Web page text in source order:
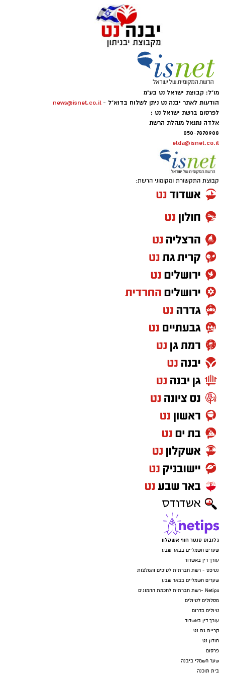
מו"ל: קבוצת ישראל נט בע"מ
הודעות לאתר יבנה נט ניתן לשלוח בדוא"ל - news@isnet.co.il
לפרסום ברשת ישראל נט :
אלדה נתנאל מנהלת הרשת
050-7870908
elda@isnet.co.il
קבוצת התקשורת ומקומוני הרשת:
גלובוס סנטר חוף אשקלון
שערים חשמליים בבאר שבע
עורך דין באשדוד
נטיפס - רשת חברתית לטיפים והמלצות
שערים חשמליים בבאר שבע
Netips -רשת חברתית לחכמת ההמונים
מסלולים לטיולים
טיולים בדרום
עורך דין באשדוד
קריית גת נט
חולון נט
פרסום
שער חשמלי ביבנה
בית תוכנה